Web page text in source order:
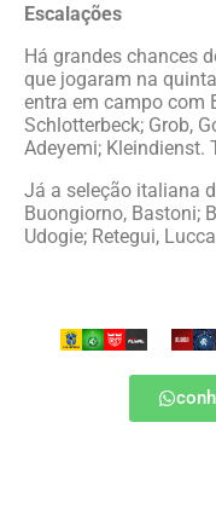
Escalações
Há grandes chances
que jogaram na
entra em campo com
Schlotterbeck; Grob,
Adeyemi; Kleindienst.
Já a seleção italiana
Buongiorno, Bastoni;
Udogie; Retegui,